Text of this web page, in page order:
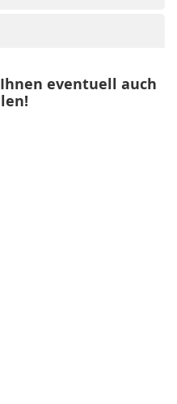
eventuell auch